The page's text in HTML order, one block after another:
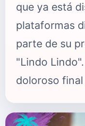
que ya está
plataformas
parte de su
"Lindo
doloroso
sobre cómo